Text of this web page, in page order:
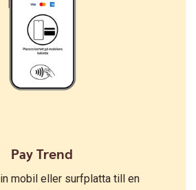
Pay Trend
mobil eller surfplatta till en